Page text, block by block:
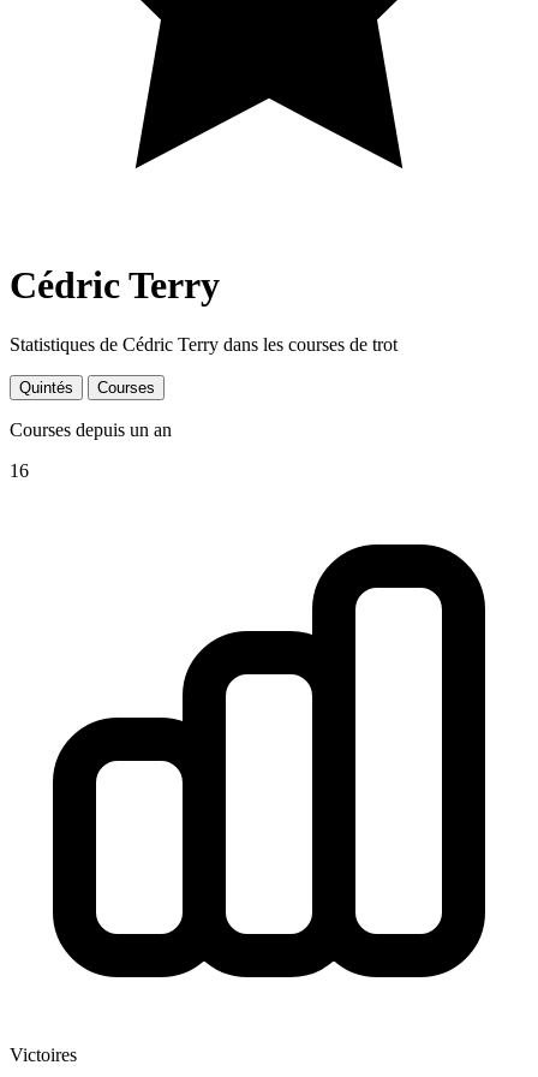
Cédric Terry
Statistiques de Cédric Terry dans les courses de trot
Quintés Courses
Courses depuis un an
16
Victoires